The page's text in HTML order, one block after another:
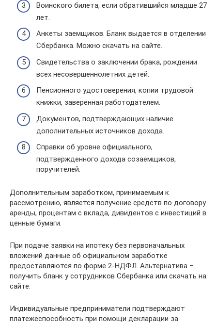
Воинского билета, если обратившийся младше 27
лет.
Анкеты заемщиков. Бланк выдается в отделении
Сбербанка. Можно скачать на сайте.
Свидетельства о заключении брака, рождении
всех несовершеннолетних детей.
Пенсионного удостоверения, копии трудовой
книжки, заверенная работодателем.
Документов, подтверждающих наличие
дополнительных источников дохода.
Справки об уровне официального,
подтвержденного дохода созаемщиков,
поручителей.
Дополнительным заработком, принимаемым к
рассмотрению, является получение средств по договору
аренды, процентам с вклада, дивидентов с инвестиций в
ценные бумаги.
При подаче заявки на ипотеку без первоначальных
вложений данные об официальном заработке
предоставляются по форме 2-НДФЛ. Альтернатива –
получить бланк у сотрудников Сбербанка или скачать на
сайте.
Индивидуальные предприниматели подтверждают
платежеспособность при помощи декларации за